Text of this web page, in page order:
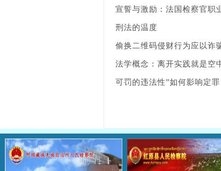
宣誓与激励：法国检察官职
刑法的温度
偷换二维码侵财行为应以诈
法学概念：离开实践就是空
可罚的违法性”如何影响定罪